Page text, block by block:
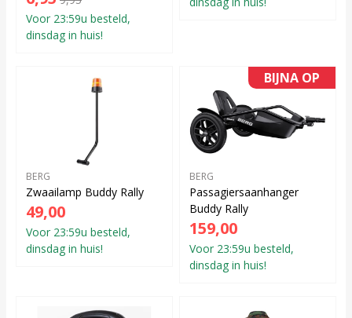
Voor 23:59u besteld,
dinsdag in huis!
BERG
Zwaailamp Buddy Rally
49,00
Voor 23:59u besteld,
dinsdag in huis!
BIJNA OP
BERG
Passagiersaanhanger
Buddy Rally
159,00
Voor 23:59u besteld,
dinsdag in huis!